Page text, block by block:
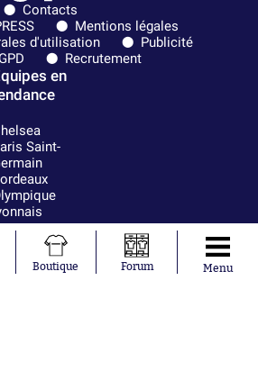
Contacts
Mentions légales
d'utilisation
Publicité
Recrutement
en
Saint-
Real Madrid
RC Strasbourg
AC Milan
Boutique Forum Menu